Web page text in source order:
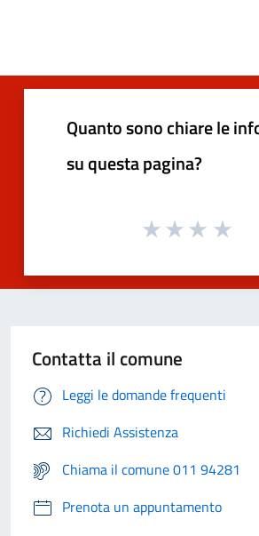
Quanto sono chiare le
su questa pagina?
Contatta il comune
Leggi le domande frequenti
Richiedi Assistenza
Chiama il comune 011 94281
Prenota un appuntamento